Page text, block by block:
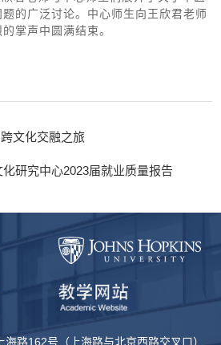
的广泛讨论。中心师生向王欣君老师
掌声中圆满结束。
文化交融之旅
研究中心2023届就业质量报告
路162号（上海路与北京西路交叉口）